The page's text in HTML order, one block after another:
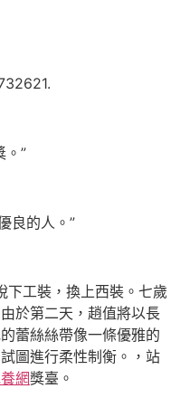
。”
良的人。”
下工裝，換上西裝。七歲
於第二天，趙值將以長
蕾絲絲帶像一條優雅的
圖進行柔性制衡。，站
網獎臺。